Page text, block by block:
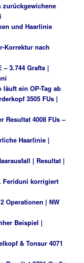
zurückgewichene
und Haarlinie
Korrektur nach
3.744 Grafts |
ein OP-Tag ab
3505 FUs |
Resultat 4008 FUs –
Haarlinie |
| Resultat |
Feriduni korrigiert
Operationen | NW
Beispiel |
& Tonsur 4071